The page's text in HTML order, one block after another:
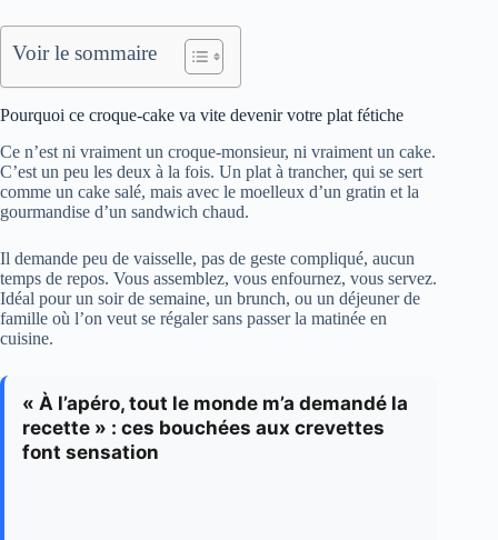
Voir le sommaire
Pourquoi ce croque-cake va vite devenir votre plat fétiche
Ce n’est ni vraiment un croque-monsieur, ni vraiment un cake.
C’est un peu les deux à la fois. Un plat à trancher, qui se sert
comme un cake salé, mais avec le moelleux d’un gratin et la
gourmandise d’un sandwich chaud.
Il demande peu de vaisselle, pas de geste compliqué, aucun
temps de repos. Vous assemblez, vous enfournez, vous servez.
Idéal pour un soir de semaine, un brunch, ou un déjeuner de
famille où l’on veut se régaler sans passer la matinée en
cuisine.
« À l’apéro, tout le monde m’a demandé la
recette » : ces bouchées aux crevettes
font sensation